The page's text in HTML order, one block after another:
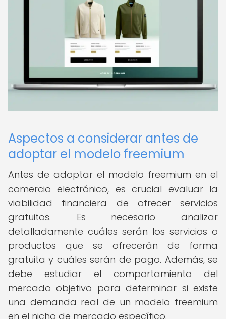
Aspectos a considerar antes de
adoptar el modelo freemium
Antes de adoptar el modelo freemium en el
comercio electrónico, es crucial evaluar la
viabilidad financiera de ofrecer servicios
gratuitos. Es necesario analizar
detalladamente cuáles serán los servicios o
productos que se ofrecerán de forma
gratuita y cuáles serán de pago. Además, se
debe estudiar el comportamiento del
mercado objetivo para determinar si existe
una demanda real de un modelo freemium
en el nicho de mercado específico.